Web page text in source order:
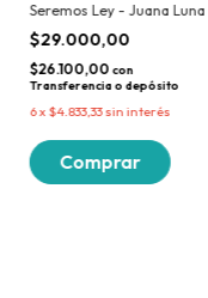
Seremos Ley - Juana Luna
$29.000,00
$26.100,00 con
Transferencia o depósito
6x $4.833,33sin interés